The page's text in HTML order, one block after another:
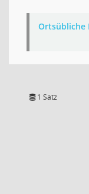
Ortsübliche
1 Satz